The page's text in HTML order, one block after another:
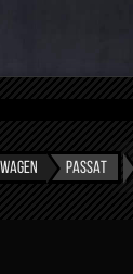
PASSAT